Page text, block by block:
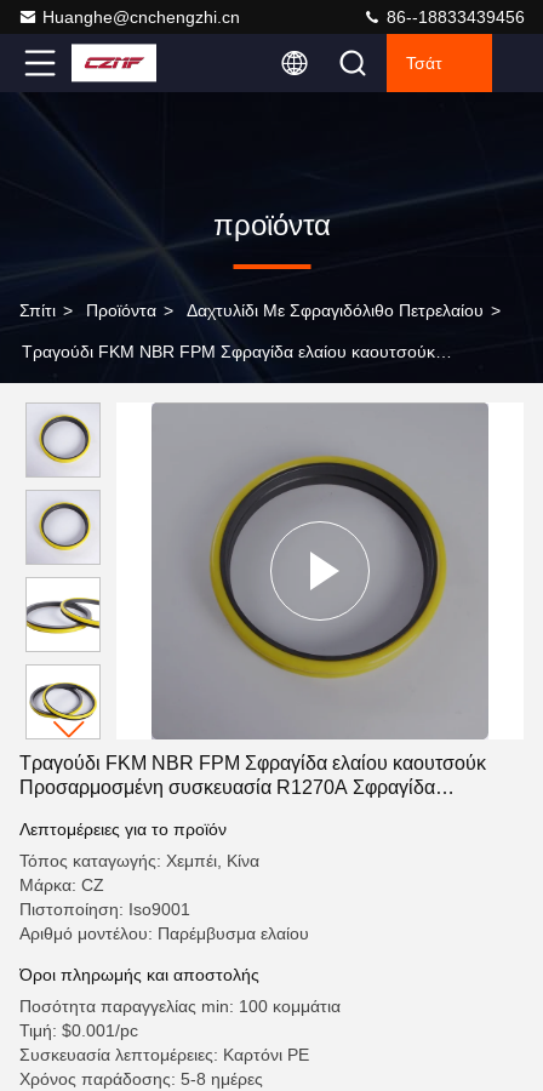
Huanghe@cnchengzhi.cn 86--18833439456
Τσάτ
προϊόντα
Σπίτι > Προϊόντα > Δαχτυλίδι Με Σφραγιδόλιθο Πετρελαίου >
Τραγούδι FKM NBR FPM Σφραγίδα ελαίου καουτσούκ
ελαίου 146.5 * 127 * 32mm
Τραγούδι FKM NBR FPM Σφραγίδα ελαίου καουτσούκ
Προσαρμοσμένη συσκευασία R1270A Σφραγίδα
Λεπτομέρειες για το προϊόν
Τόπος καταγωγής: Χεμπέι, Κίνα
Μάρκα: CZ
Πιστοποίηση: Iso9001
Αριθμό μοντέλου: Παρέμβυσμα ελαίου
Όροι πληρωμής και αποστολής
Ποσότητα παραγγελίας min: 100 κομμάτια
Τιμή: $0.001/pc
Συσκευασία λεπτομέρειες: Καρτόνι PE
Χρόνος παράδοσης: 5-8 ημέρες